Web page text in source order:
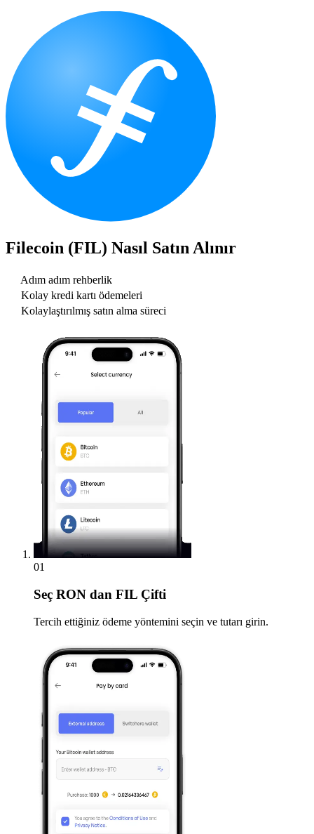
Filecoin (FIL) Nasıl Satın Alınır
Adım adım rehberlik
Kolay kredi kartı ödemeleri
Kolaylaştırılmış satın alma süreci
01
Seç RON dan FIL Çifti
Tercih ettiğiniz ödeme yöntemini seçin ve tutarı girin.